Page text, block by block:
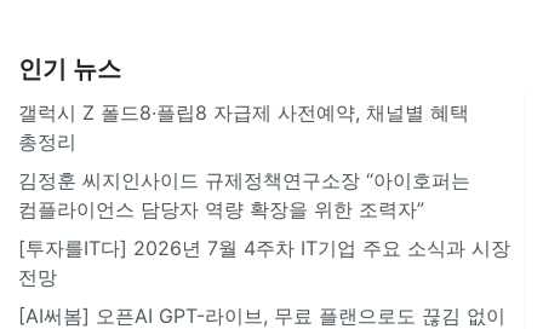
인기 뉴스
갤럭시 Z 폴드8·플립8 자급제 사전예약, 채널별 혜택
총정리
김정훈 씨지인사이드 규제정책연구소장 “아이호퍼는
컴플라이언스 담당자 역량 확장을 위한 조력자”
[투자를IT다] 2026년 7월 4주차 IT기업 주요 소식과 시장
전망
[AI써봄] 오픈AI GPT-라이브, 무료 플랜으로도 끊김 없이